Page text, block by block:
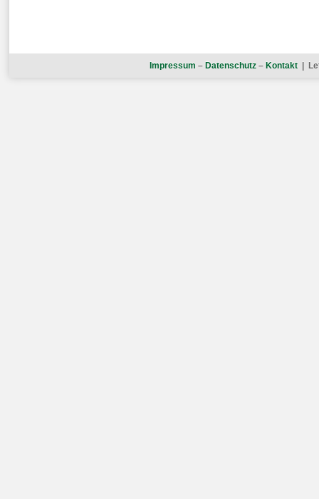
Impressum – Datenschutz – Kontakt |